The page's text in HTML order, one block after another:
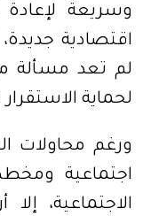
وسريعة
اقتصادية
لم تعد مسألة
لحماية الاستقرار
ورغم محاولات
اجتماعية
الاجتماعية،